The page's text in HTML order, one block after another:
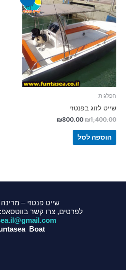
הפלגות
שייט לזוג בפנטזי
₪1,400.00
₪800.00
הוספה לסל
שייט פנטזי –
לפרטים, צרו קשר
Boat